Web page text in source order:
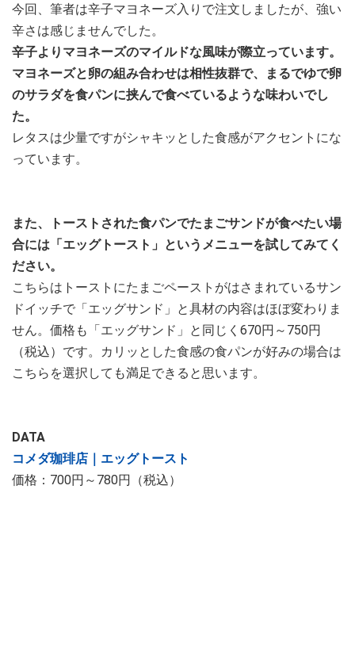
今回、筆者は辛子マヨネーズ入りで注文しましたが、強い
辛さは感じませんでした。
辛子よりマヨネーズのマイルドな風味が際立っています。
マヨネーズと卵の組み合わせは相性抜群で、まるでゆで卵
のサラダを食パンに挟んで食べているような味わいでし
た。
レタスは少量ですがシャキッとした食感がアクセントにな
っています。
また、トーストされた食パンでたまごサンドが食べたい場
合には「エッグトースト」というメニューを試してみてく
ださい。
こちらはトーストにたまごペーストがはさまれているサン
ドイッチで「エッグサンド」と具材の内容はほぼ変わりま
せん。価格も「エッグサンド」と同じく670円～750円
（税込）です。カリッとした食感の食パンが好みの場合は
こちらを選択しても満足できると思います。
DATA
コメダ珈琲店｜エッグトースト
価格：700円～780円（税込）